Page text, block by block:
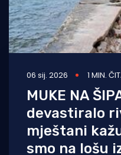
06 sij. 2026 1 MIN.
MUKE NA
devastiralo
mještani
smo na lošu